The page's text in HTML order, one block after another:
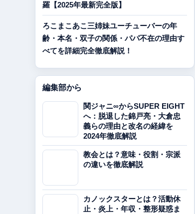
羅【2025年最新完全版】
ろこまこあこ三姉妹ユーチューバーの年
齢・本名・双子の関係・パパ不在の理由す
べてを詳細完全徹底解説！
編集部から
関ジャニ∞からSUPER EIGHT
へ：脱退した錦戸亮・大倉忠
義らの理由と改名の経緯を
2024年徹底解説
教会とは？意味・役割・宗派
の違いを徹底解説
カノックスターとは？活動休
止・炎上・年収・整形疑惑ま